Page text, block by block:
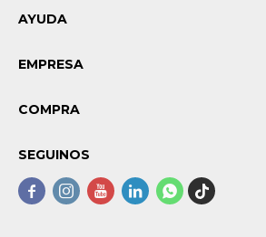
AYUDA
EMPRESA
COMPRA
SEGUINOS
    